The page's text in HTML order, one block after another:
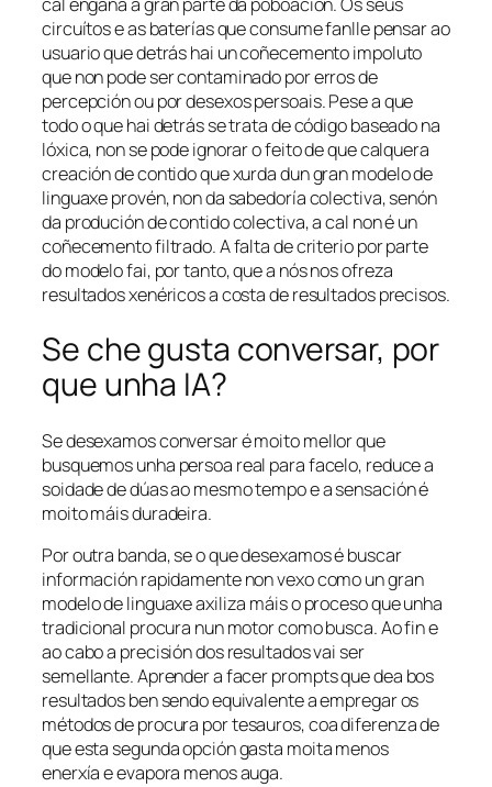
circuítos e as baterías que consume fanlle pensar ao
usuario que detrás hai un coñecemento impoluto
que non pode ser contaminado por erros de
percepción ou por desexos persoais. Pese a que
todo o que hai detrás se trata de código baseado na
lóxica, non se pode ignorar o feito de que calquera
creación de contido que xurda dun gran modelo de
linguaxe provén, non da sabedoría colectiva, senón
da produción de contido colectiva, a cal non é un
coñecemento filtrado. A falta de criterio por parte
do modelo fai, por tanto, que a nós nos ofreza
resultados xenéricos a costa de resultados precisos.
Se che gusta conversar, por
que unha IA?
Se desexamos conversar é moito mellor que
busquemos unha persoa real para facelo, reduce a
soidade de dúas ao mesmo tempo e a sensación é
moito máis duradeira.
Por outra banda, se o que desexamos é buscar
información rapidamente non vexo como un gran
modelo de linguaxe axiliza máis o proceso que unha
tradicional procura nun motor como busca. Ao fin e
ao cabo a precisión dos resultados vai ser
semellante. Aprender a facerpromptsque dea bos
resultados ben sendo equivalente a empregar os
métodos de procura portesauros, coa diferenza de
que esta segunda opción gasta moita menos
enerxía e evapora menos auga.